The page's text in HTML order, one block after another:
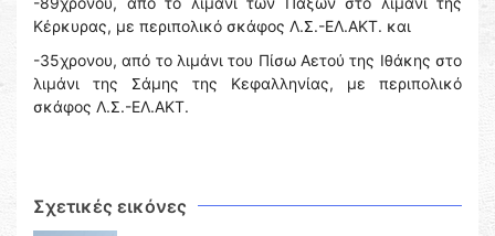
Κέρκυρας, με περιπολικό σκάφος Λ.Σ.-ΕΛ.ΑΚΤ. και
-35χρονου, από το λιμάνι του Πίσω Αετού της Ιθάκης στο
λιμάνι της Σάμης της Κεφαλληνίας, με περιπολικό
σκάφος Λ.Σ.-ΕΛ.ΑΚΤ.
Σχετικές εικόνες